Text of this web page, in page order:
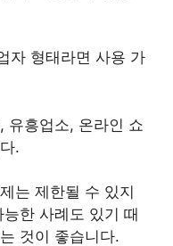
자 형태라면 사용 가
유흥업소, 온라인 쇼
.
는 제한될 수 있지
한 사례도 있기 때
것이 좋습니다.